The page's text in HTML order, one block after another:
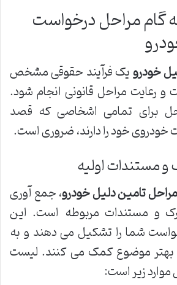
گام مراحل درخواست
خودرویک فرآیند حقوقی مشخص
و رعایت مراحل قانونی انجام شود.
برای تمامی اشخاصی که قصد
خود را دارند، ضروری است.
مستندات اولیه
مراحل تامین دلیل خودرو، جمع آوری
و مستندات مربوطه است. این
شما را تشکیل می دهند و به
بهتر موضوع کمک می کنند. لیست
زیر است: